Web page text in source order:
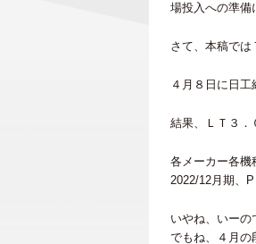
場投入への準備
さて、本稿では
４月８日に日
結果、ＬＴ３．
各メーカー各機
2022/12月期、
いやね、いーの
でもね、４月の